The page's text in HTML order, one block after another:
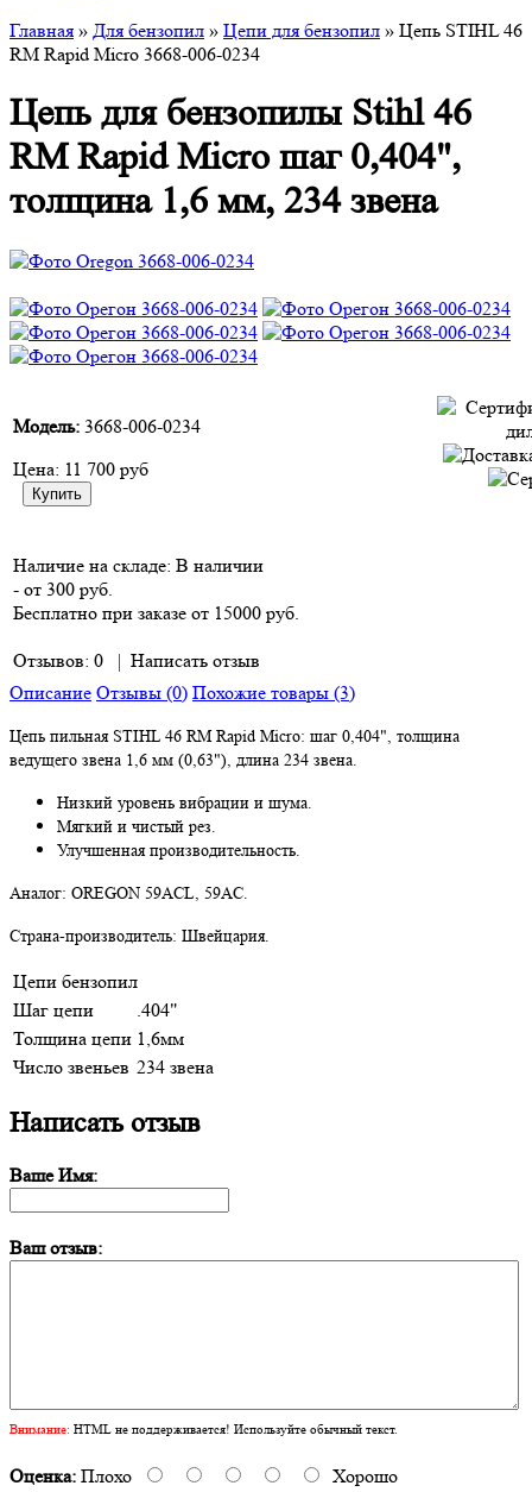
Главная » Для бензопил » Цепи для бензопил » Цепь STIHL 46
RM Rapid Micro 3668-006-0234
Цепь для бензопилы Stihl 46
RM Rapid Micro шаг 0,404",
толщина 1,6 мм, 234 звена
Модель: 3668-006-0234
Цена: 11 700 руб
Наличие на складе: В наличии
- от 300 руб.
Бесплатно при заказе от 15000 руб.
Отзывов: 0 | Написать отзыв
Описание Отзывы (0) Похожие товары (3)
Цепь пильная STIHL 46 RM Rapid Micro: шаг 0,404", толщина
ведущего звена 1,6 мм (0,63"), длина 234 звена.
Низкий уровень вибрации и шума.
Мягкий и чистый рез.
Улучшенная производительность.
Аналог: OREGON 59ACL, 59AC.
Страна-производитель: Швейцария.
Цепи бензопил
Шаг цепи
.404"
Толщина цепи 1,6мм
Число звеньев 234 звена
Написать отзыв
Ваше Имя:
Ваш отзыв:
Внимание: HTML не поддерживается! Используйте обычный текст.
Оценка: Плохо Хорошо